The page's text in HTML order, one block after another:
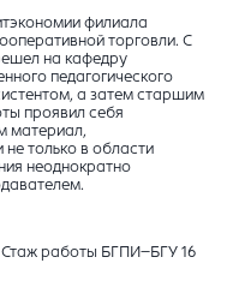
филиала
торговли. С
на кафедру
педагогического
а затем старшим
проявил себя
материал,
только в области
неоднократно
работы БГПИ–БГУ 16